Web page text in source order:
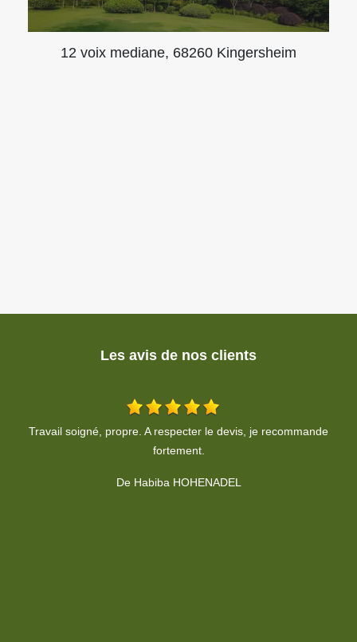
12 voix mediane, 68260 Kingersheim
Les avis de nos clients
Entreprise sérieuse et fiable. Résultat parfait et propre. Que
demander de plus?
De François Besson